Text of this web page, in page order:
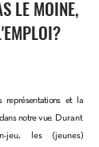
LE MOINE,
représentations et la
notre vue.Durant
les (jeunes)